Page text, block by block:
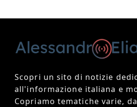
Scopri un sito di notizie
all'informazione italiana e
Copriamo tematiche varie,